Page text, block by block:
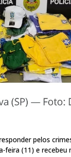
pelos
(11) e recebeu